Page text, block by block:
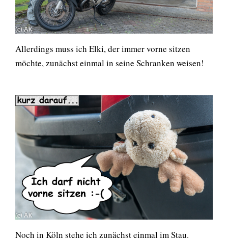
Allerdings muss ich Elki, der immer vorne sitzen
möchte, zunächst einmal in seine Schranken weisen!
Noch in Köln stehe ich zunächst einmal im Stau.